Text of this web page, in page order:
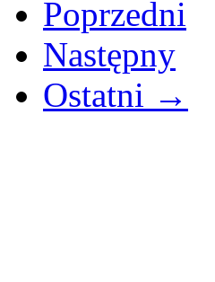
Poprzedni
Następny
Ostatni →